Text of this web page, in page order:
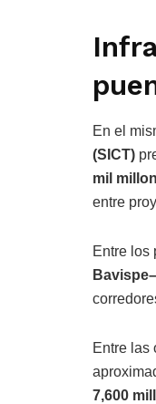
En el
(SICT)
mil
entre
Entre los
Entre las
7,600